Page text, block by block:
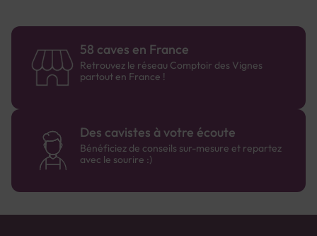
58 caves en France
Retrouvez le réseau Comptoir des Vignes
partout en France !
Des cavistes à votre écoute
Bénéficiez de conseils sur-mesure et repartez
avec le sourire :)